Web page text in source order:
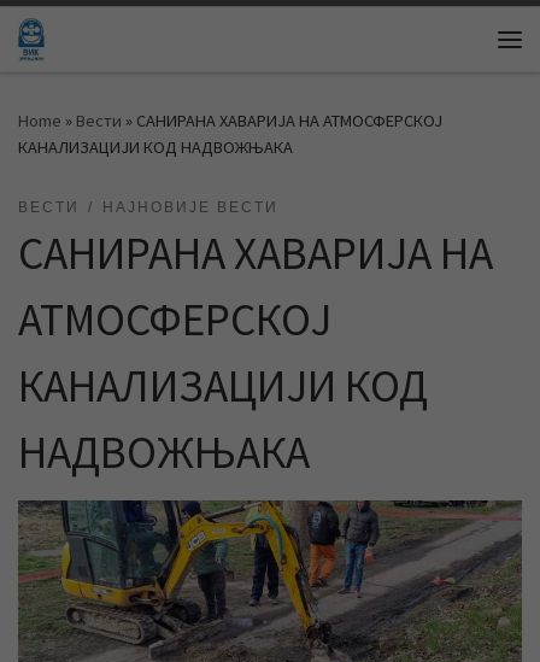
Skip to content
Home » Вести » САНИРАНА ХАВАРИЈА НА АТМОСФЕРСКОЈ
КАНАЛИЗАЦИЈИ КОД НАДВОЖЊАКА
ВЕСТИ НАЈНОВИЈЕ ВЕСТИ
САНИРАНА ХАВАРИЈА НА
АТМОСФЕРСКОЈ
КАНАЛИЗАЦИЈИ КОД
НАДВОЖЊАКА